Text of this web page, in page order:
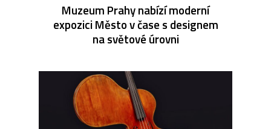
Muzeum Prahy nabízí moderní
expozici Město v čase s designem
na světové úrovni